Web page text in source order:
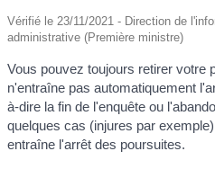
Vérifié le 23/11/2021 - Direction de
administrative (Première ministre)
Vous pouvez toujours retirer votre
n'entraîne pas automatiquement
à-dire la fin de l'enquête ou
quelques cas (injures par
entraîne l'arrêt des poursuites.